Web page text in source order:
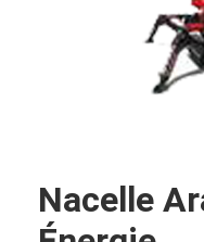
Nacelle